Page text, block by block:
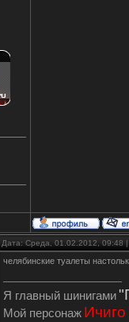
Дата: Среда, 01.02.2012,
челябинские туалеты
Я главный шинигами
Мой персонаж